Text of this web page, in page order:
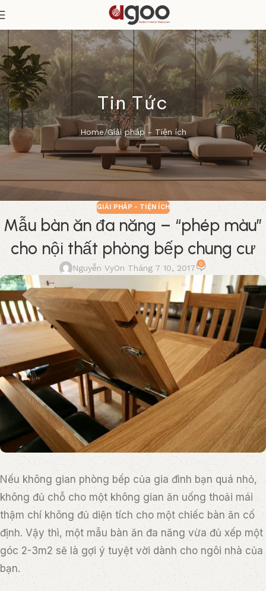
Tin Tức
Home Giải pháp - Tiện ích
GIẢI PHÁP - TIỆN ÍCH
Mẫu bàn ăn đa năng – “phép màu”
cho nội thất phòng bếp chung cư
Nguyễn VyOn Tháng 7 10, 2017 0
Nếu không gian phòng bếp của gia đình bạn quá nhỏ,
không đủ chỗ cho một không gian ăn uống thoải mái
thậm chí không đủ diện tích cho một chiếc bàn ăn cố
định. Vậy thì, một mẫu bàn ăn đa năng vừa đủ xếp một
góc 2-3m2 sẽ là gợi ý tuyệt vời dành cho ngôi nhà của
bạn.